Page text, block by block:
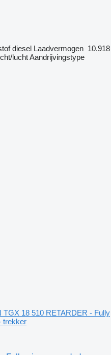
diesel Laadvermogen 10.918
luchtAandrijvingstype
TGX 18 510 RETARDER - Fully
trekker